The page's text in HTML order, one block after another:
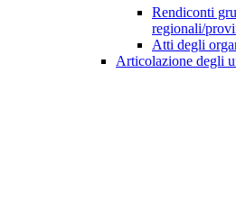
Rendiconti
regionali/
Atti degli
Articolazione degli